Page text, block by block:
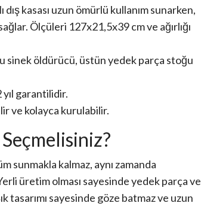
kasası uzun ömürlü kullanım sunarken,
Ölçüleri 127x21,5x39 cmve ağırlığı
sinek öldürücü, üstün yedek parça stoğu
yıl garantilidir.
ve kolayca kurulabilir.
sunmakla kalmaz, aynı zamanda
üretim olması sayesinde yedek parça ve
tasarımı sayesinde göze batmaz ve uzun